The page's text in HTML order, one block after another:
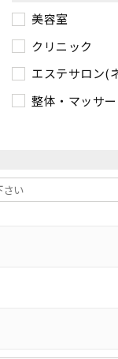
美容室
クリニック
エステサロン(
整体・マッサ